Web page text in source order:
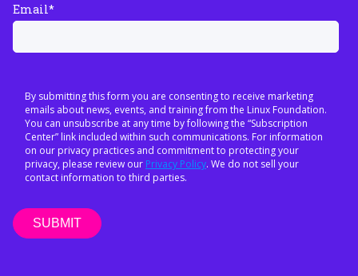
Email*
By submitting this form you are consenting to receive marketing
emails about news, events, and training from the Linux Foundation.
You can unsubscribe at any time by following the “Subscription
Center” link included within such communications. For information
on our privacy practices and commitment to protecting your
privacy, please review our Privacy Policy. We do not sell your
contact information to third parties.